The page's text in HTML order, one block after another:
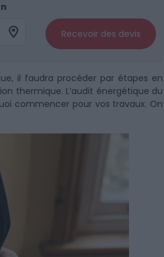
Recevoir des devis
il faudra procéder par étapes en
thermique. L’audit énergétique du
commencer pour vos travaux. On